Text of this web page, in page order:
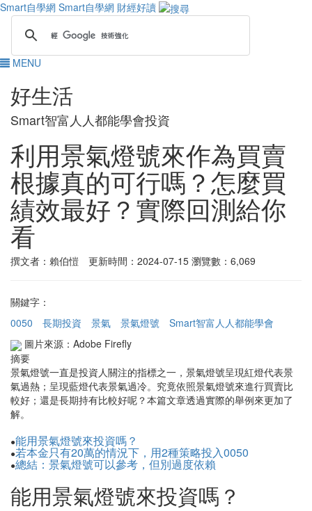
Smart自學網 Smart自學網 財經好讀
MENU
好生活
Smart智富人人都能學會投資
利用景氣燈號來作為買賣
根據真的可行嗎？怎麼買
績效最好？實際回測給你
看
撰文者：賴伯愷 更新時間：2024-07-15 瀏覽數：6,069
關鍵字：
0050
長期投資 景氣 景氣燈號
Smart智富人人都能學會
圖片來源：Adobe Firefly
摘要
景氣燈號一直是投資人關注的指標之一，景氣燈號呈現紅燈代表景
氣過熱；呈現藍燈代表景氣過冷。究竟依照景氣燈號來進行買賣比
較好；還是長期持有比較好呢？本篇文章透過實際的舉例來更加了
解。
●能用景氣燈號來投資嗎？
●若本金只有20萬的情況下，用2種策略投入0050
●總結：景氣燈號可以參考，但別過度依賴
能用景氣燈號來投資嗎？